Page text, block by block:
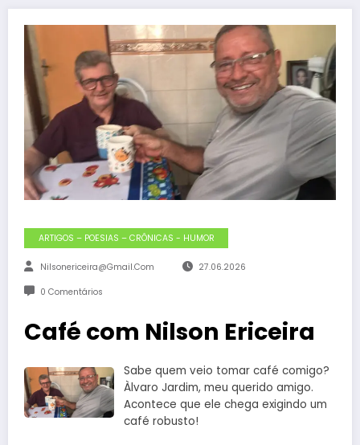
ARTIGOS – POESIAS – CRÔNICAS - HUMOR
Nilsonericeira@gmail.com 27.06.2026
0 Comentários
Café com Nilson Ericeira
Sabe quem veio tomar café comigo?
Àlvaro Jardim, meu querido amigo.
Acontece que ele chega exigindo um
café robusto!